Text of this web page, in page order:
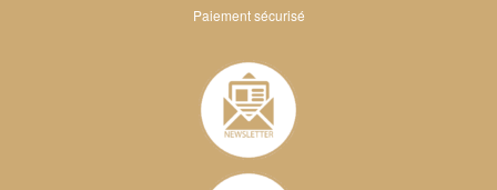
Paiement sécurisé